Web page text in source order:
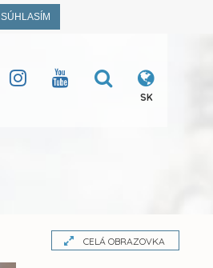
SÚHLASÍM
SK
CELÁ OBRAZOVKA